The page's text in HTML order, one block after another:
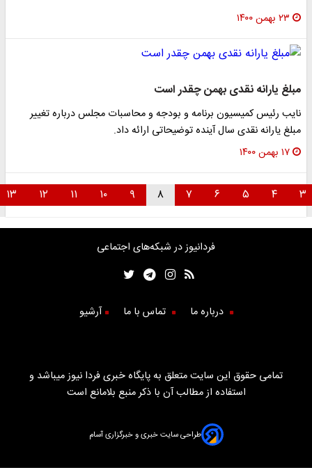
۲۳ بهمن ۱۴۰۰
مبلغ یارانه نقدی بهمن چقدر است
نایب رئیس کمیسیون برنامه و بودجه و محاسبات مجلس درباره تغییر
مبلغ یارانه نقدی سال آینده توضیحاتی ارائه داد.
۱۷ بهمن ۱۴۰۰
۳ ۴ ۵ ۶ ۷ ۸ ۹ ۱۰ ۱۱ ۱۲ ۱۳
فردانیوز در شبکه‌های اجتماعی
درباره ما تماس با ما آرشیو
تمامی حقوق این سایت متعلق به پایگاه خبری فردا نیوز میباشد و
استفاده از مطالب آن با ذکر منبع بلامانع است
طراحی سایت خبری و خبرگزاری آسام